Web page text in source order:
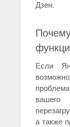
Дзен.
Если
а также